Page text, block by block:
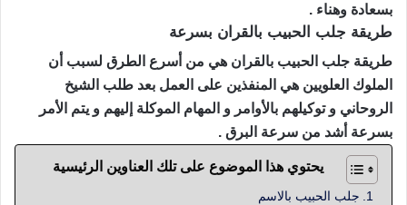
بسعادة وهناء .
طريقة جلب الحبيب بالقران بسرعة
طريقة جلب الحبيب بالقران هي من أسرع الطرق لسبب أن
الملوك العلويين هي المنفذين على العمل بعد طلب الشيخ
الروحاني و توكيلهم بالأوامر و المهام الموكلة إليهم و يتم الأمر
بسرعة أشد من سرعة البرق .
يحتوي هذا الموضوع على تلك العناوين الرئيسية
جلب الحبيب بالاسم